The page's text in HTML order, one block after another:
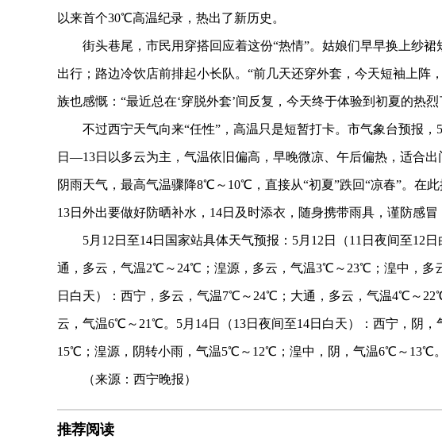
以来首个30℃高温纪录，热出了新历史。
街头巷尾，市民用穿搭回应着这份“热情”。姑娘们早早换上纱裙
出行；路边冷饮店前排起小长队。“前几天还穿外套，今天短袖上阵
族也感慨：“最近总在‘穿脱外套’间反复，今天终于体验到初夏的热烈
不过西宁天气向来“任性”，高温只是短暂打卡。市气象台预报，5
日—13日以多云为主，气温依旧偏高，早晚微凉、午后偏热，适合
阴雨天气，最高气温骤降8℃～10℃，直接从“初夏”跌回“凉春”。在
13日外出要做好防晒补水，14日及时添衣，随身携带雨具，谨防感冒
5月12日至14日国家站具体天气预报：5月12日（11日夜间至12
通，多云，气温2℃～24℃；湟源，多云，气温3℃～23℃；湟中，多
日白天）：西宁，多云，气温7℃～24℃；大通，多云，气温4℃～
云，气温6℃～21℃。5月14日（13日夜间至14日白天）：西宁，阴
15℃；湟源，阴转小雨，气温5℃～12℃；湟中，阴，气温6℃～13℃。
（来源：西宁晚报）
推荐阅读